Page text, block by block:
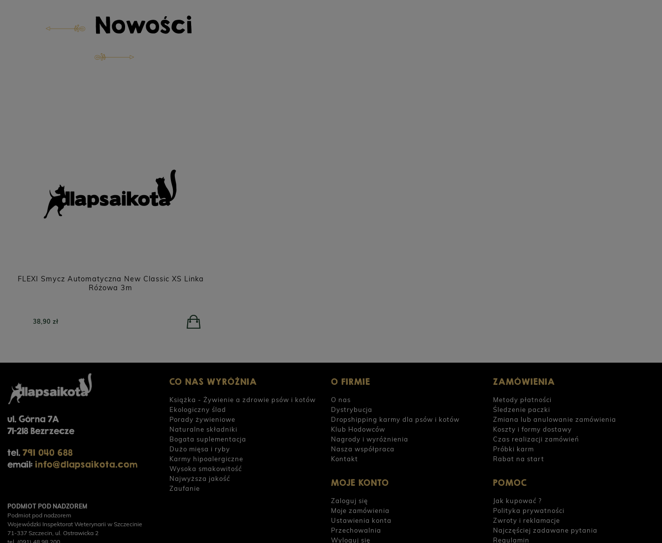
Nowości
FLEXI Smycz Automatyczna New Classic XS Linka
Różowa 3m
38,90 zł
ul. Górna 7A
71-218 Bezrzecze
tel. 791 040 688
email: info@dlapsaikota.com
PODMIOT POD NADZOREM
Podmiot pod nadzorem
Wojewódzki Inspektorat Weterynarii w Szczecinie
71-337 Szczecin, ul. Ostrawicka 2
CO NAS WYRÓŻNIA
Książka - Żywienie a zdrowie psów i kotów
Ekologiczny ślad
Porady żywieniowe
Naturalne składniki
Bogata suplementacja
Dużo mięsa i ryby
Karmy hipoalergiczne
Wysoka smakowitość
Najwyższa jakość
Zaufanie
O FIRMIE
O nas
Dystrybucja
Dropshipping karmy dla psów i kotów
Klub Hodowców
Nagrody i wyróżnienia
Nasza współpraca
Kontakt
ZAMÓWIENIA
Metody płatności
Śledzenie paczki
Zmiana lub anulowanie zamówienia
Koszty i formy dostawy
Czas realizacji zamówień
Próbki karm
Rabat na start
MOJE KONTO
Zaloguj się
Moje zamówienia
Ustawienia konta
Przechowalnia
Wyloguj się
POMOC
Jak kupować ?
Polityka prywatności
Zwroty i reklamacje
Najczęściej zadawane pytania
Regulamin